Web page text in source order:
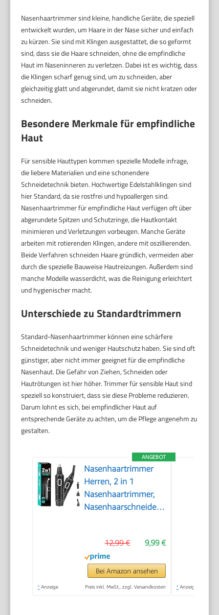
Nasenhaartrimmer sind kleine, handliche Geräte, die speziell
entwickelt wurden, um Haare in der Nase sicher und einfach
zu kürzen. Sie sind mit Klingen ausgestattet, die so geformt
sind, dass sie die Haare schneiden, ohne die empfindliche
Haut im Naseninneren zu verletzen. Dabei ist es wichtig, dass
die Klingen scharf genug sind, um zu schneiden, aber
gleichzeitig glatt und abgerundet, damit sie nicht kratzen oder
schneiden.
Besondere Merkmale für empfindliche
Haut
Für sensible Hauttypen kommen spezielle Modelle infrage,
die liebere Materialien und eine schonendere
Schneidetechnik bieten. Hochwertige Edelstahlklingen sind
hier Standard, da sie rostfrei und hypoallergen sind.
Nasenhaartrimmer für empfindliche Haut verfügen oft über
abgerundete Spitzen und Schutzringe, die Hautkontakt
minimieren und Verletzungen vorbeugen. Manche Geräte
arbeiten mit rotierenden Klingen, andere mit oszillierenden.
Beide Verfahren schneiden Haare gründlich, vermeiden aber
durch die spezielle Bauweise Hautreizungen. Außerdem sind
manche Modelle wasserdicht, was die Reinigung erleichtert
und hygienischer macht.
Unterschiede zu Standardtrimmern
Standard-Nasenhaartrimmer können eine schärfere
Schneidetechnik und weniger Hautschutz haben. Sie sind oft
günstiger, aber nicht immer geeignet für die empfindliche
Nasenhaut. Die Gefahr von Ziehen, Schneiden oder
Hautrötungen ist hier höher. Trimmer für sensible Haut sind
speziell so konstruiert, dass sie diese Probleme reduzieren.
Darum lohnt es sich, bei empfindlicher Haut auf
entsprechende Geräte zu achten, um die Pflege angenehm zu
gestalten.
ANGEBOT
Nasenhaartrimmer
Herren, 2 in 1
Nasenhaartrimmer,
Nasenhaarschneider,
Lippenhaare
Schmerzloser
Epilierer, IPX7
Waschbarer
9,99 €
12,99 €
Bei Amazon ansehen
* Anzeige Preis inkl. MwSt., zzgl. Versandkosten * Anzeige